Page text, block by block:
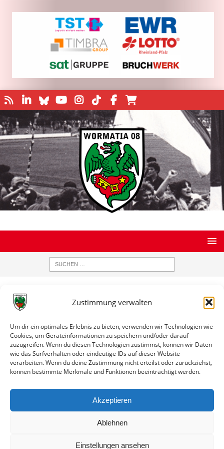
Zustimmung verwalten
Um dir ein optimales Erlebnis zu bieten, verwenden wir Technologien wie
Cookies, um Geräteinformationen zu speichern und/oder darauf
zuzugreifen. Wenn du diesen Technologien zustimmst, können wir Daten
wie das Surfverhalten oder eindeutige IDs auf dieser Website
verarbeiten. Wenn du deine Zustimmung nicht erteilst oder zurückziehst,
können bestimmte Merkmale und Funktionen beeinträchtigt werden.
Akzeptieren
Ablehnen
Einstellungen ansehen
STARTSEITE
Ergebnisse nach Saison
Ergebnisse nach Saison
Testspiel / Saison 2017 / 2018
Datum
Paarung Ergebnis
Info
28.01.2018
Wormatia Worms II
(F) - SV Kottweiler-
5:1 Spielinfo